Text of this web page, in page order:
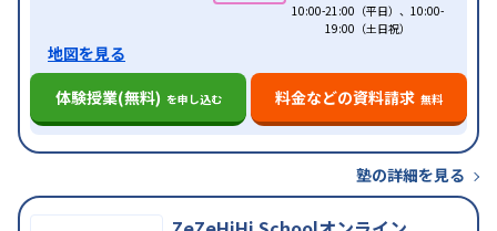
10:00-21:00（平日）、10:00-
19:00（土日祝）
地図を見る
体験授業(無料) を申し込む 料金などの資料請求 無料
塾の詳細を見る